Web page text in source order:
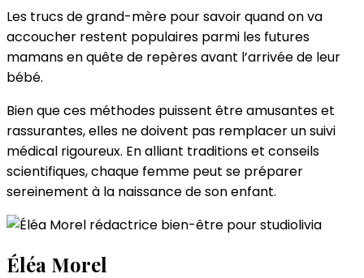
Les trucs de grand-mère pour savoir quand on va
accoucher restent populaires parmi les futures
mamans en quête de repères avant l’arrivée de leur
bébé.
Bien que ces méthodes puissent être amusantes et
rassurantes, elles ne doivent pas remplacer un suivi
médical rigoureux. En alliant traditions et conseils
scientifiques, chaque femme peut se préparer
sereinement à la naissance de son enfant.
Éléa Morel